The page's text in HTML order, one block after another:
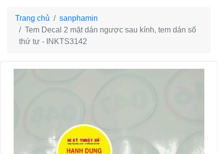
Trang chủ
sanphamin
Tem Decal 2 mặt dán ngược sau kính, tem dán số
thứ tự - INKTS3142